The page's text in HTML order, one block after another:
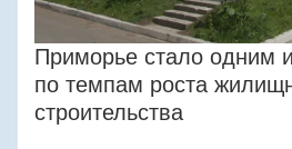
Приморье стало одним
по темпам роста
строительства